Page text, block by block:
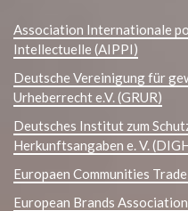
Association Internationale
Intellectuelle (AIPPI)
Deutsche Vereinigung für
Urheberrecht e.V. (GRUR)
Deutsches Institut zum
Herkunftsangaben e. V.
Europaen Communities
European Brands